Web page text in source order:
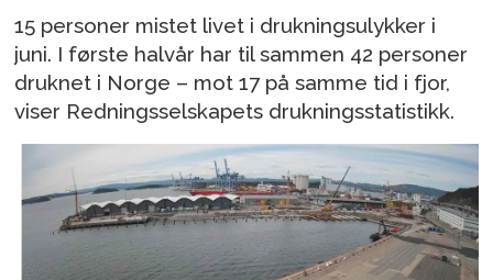
15 personer mistet livet i drukningsulykker i
juni. I første halvår har til sammen 42 personer
druknet i Norge – mot 17 på samme tid i fjor,
viser Redningsselskapets drukningsstatistikk.